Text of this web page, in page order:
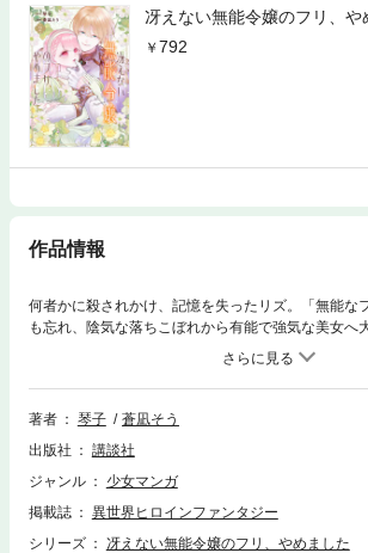
冴えない無能令嬢のフリ、や
792
作品情報
何者かに殺されかけ、記憶を失ったリズ。「無能な
も忘れ、陰気な落ちこぼれから有能で強気な美女へ
た令嬢たちにスカッと反撃する中、二人の王子が急
が、かつて恋した相手かもしれなくて！？
著者 琴子
蒼凪そう
出版社
講談社
ジャンル
少女マンガ
掲載誌
異世界ヒロインファンタジー
シリーズ
冴えない無能令嬢のフリ、やめました